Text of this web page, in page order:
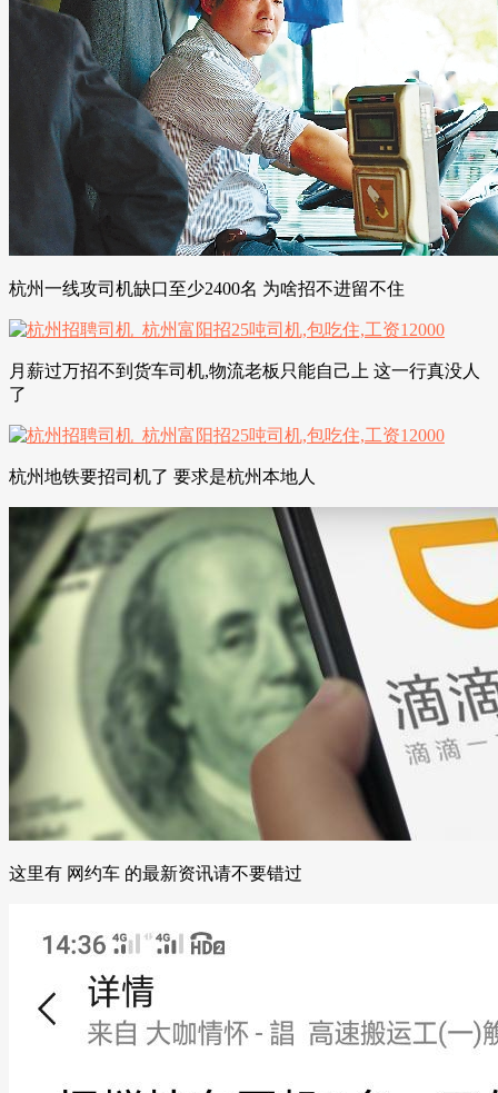
杭州一线攻司机缺口至少2400名 为啥招不进留不住
月薪过万招不到货车司机,物流老板只能自己上 这一行真没人
了
杭州地铁要招司机了 要求是杭州本地人
这里有 网约车 的最新资讯请不要错过